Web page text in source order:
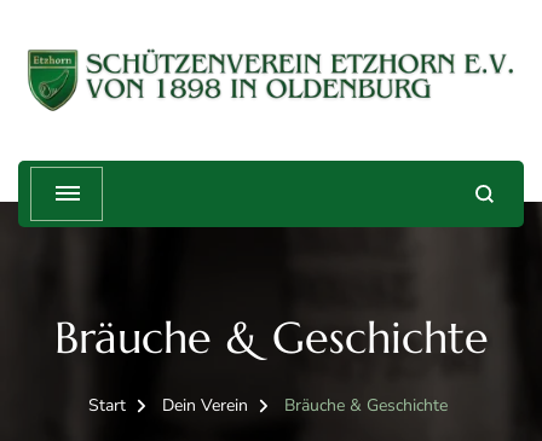
Schützenverein Etzhorn e.V. von
1898
Treffender geht's nicht!
Bräuche & Geschichte
Start Dein Verein Bräuche & Geschichte